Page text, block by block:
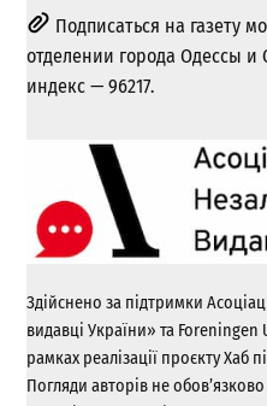
Подписаться на газету
отделении города Одессы и
индекс — 96217.
Здійснено за підтримки
видавці України» та
рамках реалізації проєкту Хаб
Погляди авторів не